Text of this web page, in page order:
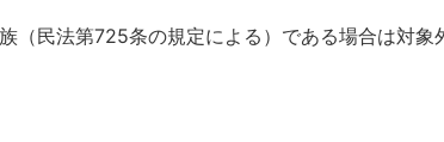
（民法第725条の規定による）である場合は対象